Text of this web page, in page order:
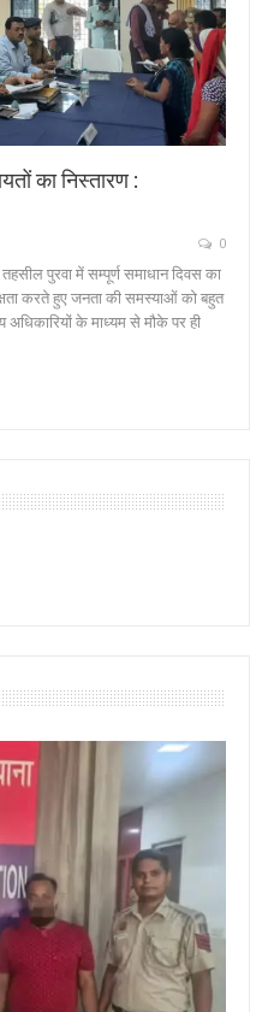
का निस्तारण :
0
पुरवा में सम्पूर्ण समाधान दिवस का
करते हुए जनता की समस्याओं को बहुत
अधिकारियों के माध्यम से मौके पर ही